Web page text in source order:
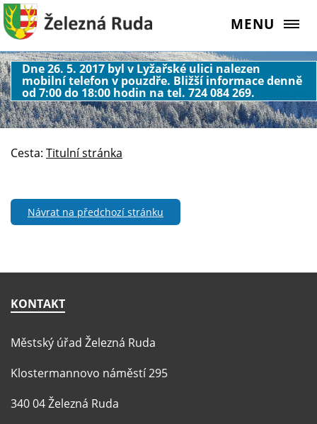
MENU
Dne 26. 5. 2017 byl v Lyžařské ulici nalezen
mobilní telefon v pouzdře. Bližší informace denně
od 7:00 do 18:00 hodin na tel. 724 084 269.
Cesta: Titulní stránka
Návrat na předchozí stránku
KONTAKT
Městský úřad Železná Ruda
Klostermannovo náměstí 295
340 04 Železná Ruda